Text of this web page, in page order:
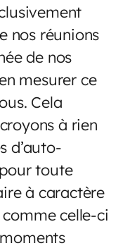
nos réunions
de nos
mesurer ce
Cela
à rien
d’auto-
toute
à caractère
celle-ci